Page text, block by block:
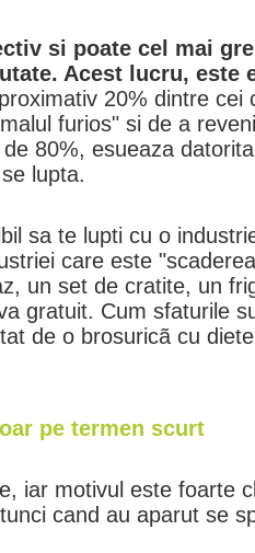
si poate cel mai
Acest lucru, este
20% dintre cei
furios" si de a
80%, esueaza
lupta.
sa te lupti cu o
care este
un set de cratite, un
gratuit. Cum sfaturile
de o brosuricã cu
pe termen scurt
iar motivul este foarte
cand au aparut se